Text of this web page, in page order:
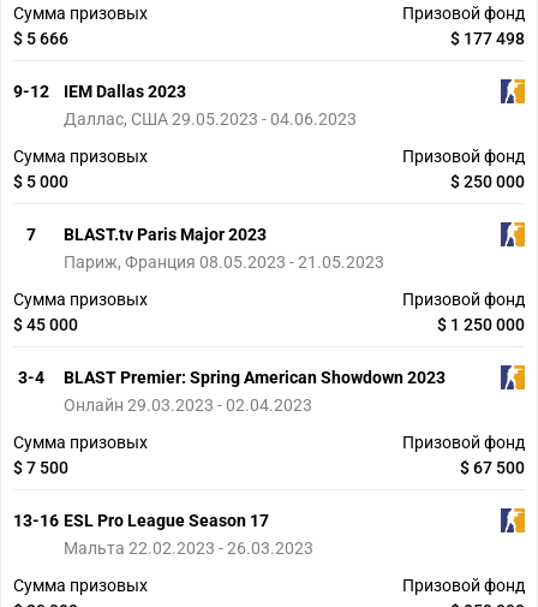
Сумма призовых
$ 5 666
Призовой фонд
$ 177 498
9-12
IEM Dallas 2023
Даллас, США 29.05.2023 - 04.06.2023
Сумма призовых
$ 5 000
Призовой фонд
$ 250 000
7
BLAST.tv Paris Major 2023
Париж, Франция 08.05.2023 - 21.05.2023
Сумма призовых
$ 45 000
Призовой фонд
$ 1 250 000
3-4
BLAST Premier: Spring American Showdown 2023
Онлайн 29.03.2023 - 02.04.2023
Сумма призовых
$ 7 500
Призовой фонд
$ 67 500
13-16 ESL Pro League Season 17
Мальта 22.02.2023 - 26.03.2023
Сумма призовых
Призовой фонд